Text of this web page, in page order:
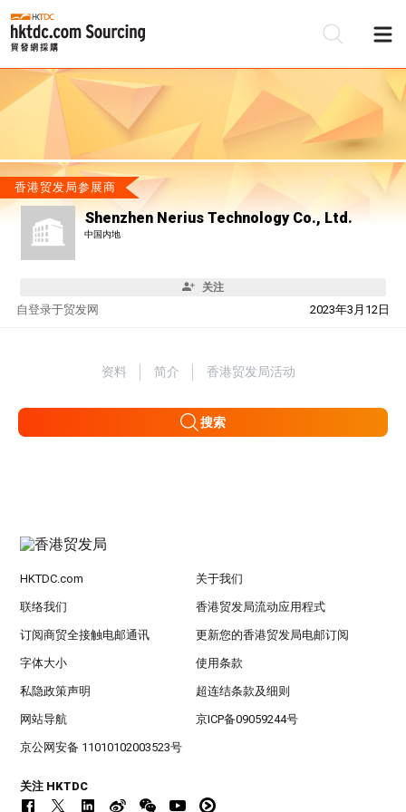
香港贸发局参展商
Shenzhen Nerius Technology Co., Ltd.
中国内地
关注
自 2023年3月12日
登录于贸发网
资料 简介 香港贸发局活动
搜索
HKTDC.com 关于我们
联络我们 香港贸发局流动应用程式
订阅商贸全接触电邮通讯 更新您的香港贸发局电邮订阅
字体大小 使用条款
私隐政策声明 超连结条款及细则
网站导航 京ICP备09059244号
京公网安备 11010102003523号
关注 HKTDC